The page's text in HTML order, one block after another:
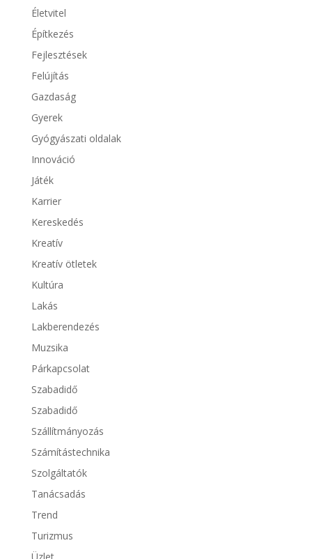
Életvitel
Építkezés
Fejlesztések
Felújítás
Gazdaság
Gyerek
Gyógyászati oldalak
Innováció
Játék
Karrier
Kereskedés
Kreatív
Kreatív ötletek
Kultúra
Lakás
Lakberendezés
Muzsika
Párkapcsolat
Szabadidő
Szabadidő
Szállítmányozás
Számítástechnika
Szolgáltatók
Tanácsadás
Trend
Turizmus